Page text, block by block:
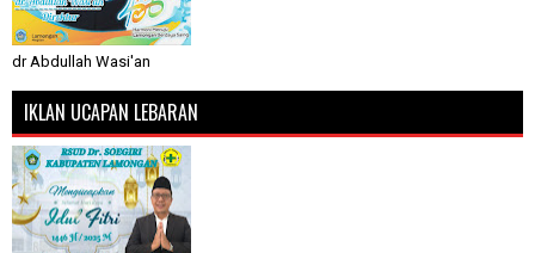
dr Abdullah Wasi'an
IKLAN UCAPAN LEBARAN